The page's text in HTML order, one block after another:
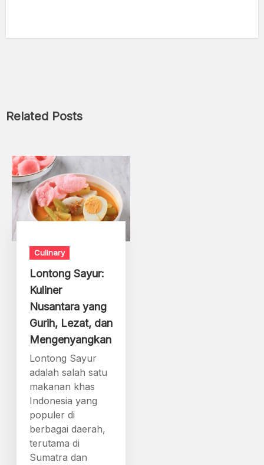
Related Posts
Culinary
Lontong Sayur:
Kuliner
Nusantara yang
Gurih, Lezat, dan
Mengenyangkan
Lontong Sayur
adalah salah satu
makanan khas
Indonesia yang
populer di
berbagai daerah,
terutama di
Sumatra dan